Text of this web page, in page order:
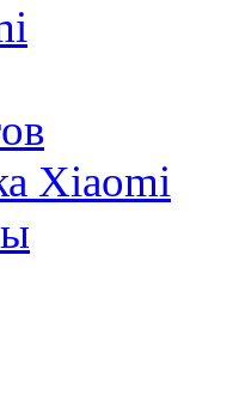
Xiaomi